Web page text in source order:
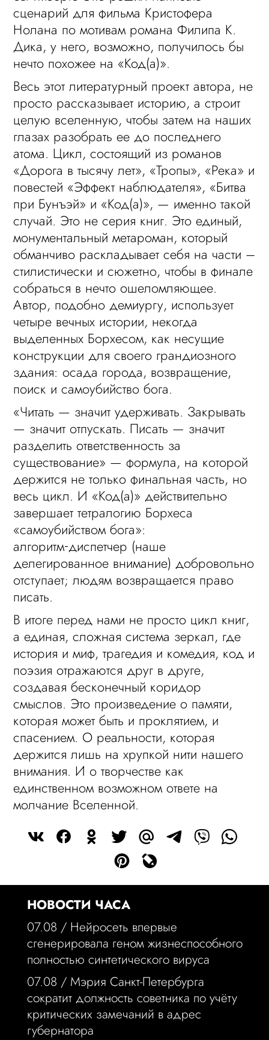
сценарий для фильма Кристофера
Нолана по мотивам романа Филипа К.
Дика, у него, возможно, получилось бы
нечто похожее на «Код(а)».
Весь этот литературный проект автора, не
просто рассказывает историю, а строит
целую вселенную, чтобы затем на наших
глазах разобрать ее до последнего
атома. Цикл, состоящий из романов
«Дорога в тысячу лет», «Тропы», «Река» и
повестей «Эффект наблюдателя», «Битва
при Бунъэй» и «Код(а)», — именно такой
случай. Это не серия книг. Это единый,
монументальный метароман, который
обманчиво раскладывает себя на части –
стилистически и сюжетно, чтобы в финале
собраться в нечто ошеломляющее.
Автор, подобно демиургу, использует
четыре вечных истории, некогда
выделенных Борхесом, как несущие
конструкции для своего грандиозного
здания: осада города, возвращение,
поиск и самоубийство бога.
«Читать — значит удерживать. Закрывать
— значит отпускать. Писать — значит
разделить ответственность за
существование» — формула, на которой
держится не только финальная часть, но
весь цикл. И «Код(а)» действительно
завершает тетралогию Борхеса
«самоубийством бога»:
алгоритм‑диспетчер (наше
делегированное внимание) добровольно
отступает; людям возвращается право
писать.
В итоге перед нами не просто цикл книг,
а единая, сложная система зеркал, где
история и миф, трагедия и комедия, код и
поэзия отражаются друг в друге,
создавая бесконечный коридор
смыслов. Это произведение о памяти,
которая может быть и проклятием, и
спасением. О реальности, которая
держится лишь на хрупкой нити нашего
внимания. И о творчестве как
единственном возможном ответе на
молчание Вселенной.
НОВОСТИ ЧАСА
07.08 / Нейросеть впервые
сгенерировала геном жизнеспособного
полностью синтетического вируса
07.08 / Мэрия Санкт-Петербурга
сократит должность советника по учёту
критических замечаний в адрес
губернатора